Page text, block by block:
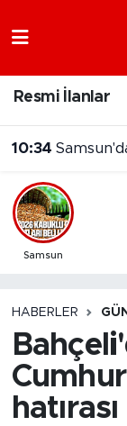
Resmi İlanlar
10:34 Samsun'da
Samsun
HABERLER
hatırası
Samsun
Trafik
Süper Lig
Son
Haber